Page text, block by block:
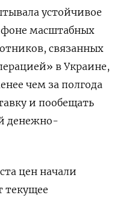
устойчивое
масштабных
связанных
в Украине,
чем за полгода
и пообещать
денежно-
цен начали
текущее